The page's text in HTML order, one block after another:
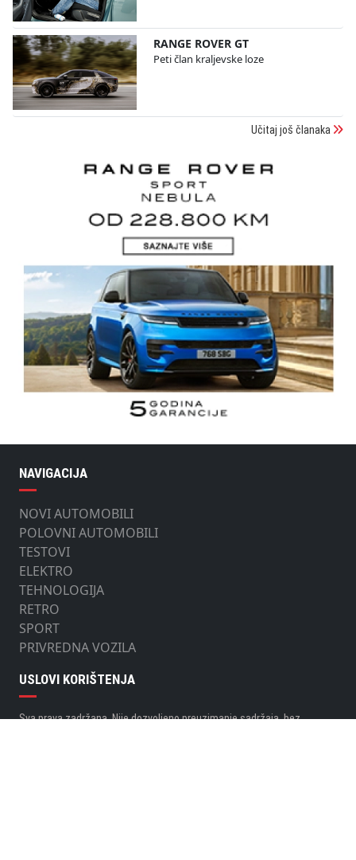
RANGE ROVER GT
Peti član kraljevske loze
Učitaj još članaka
NAVIGACIJA
NOVI AUTOMOBILI
POLOVNI AUTOMOBILI
TESTOVI
ELEKTRO
TEHNOLOGIJA
RETRO
SPORT
PRIVREDNA VOZILA
USLOVI KORIŠTENJA
Sva prava zadržana. Nije dozvoljeno preuzimanje sadržaja, bez